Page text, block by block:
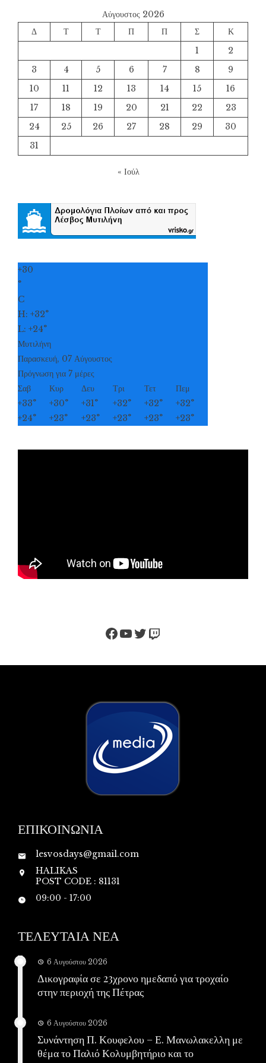
Αύγουστος 2026
Δ
Τ Τ Π Π Σ
Κ
1
2
3
4 5 6 7 8
9
10
11 12 13 14 15
16
17
18 19 20 21 22
23
24
25 26 27 28 29
30
31
« Ιούλ
+30
°
C
H: +32°
L: +24°
Μυτιλήνη
Παρασκευή, 07 Αύγουστος
Πρόγνωση για 7 μέρες
Σαβ
Κυρ Δευ Τρι Τετ
Πεμ
+33° +30° +31° +32° +32° +32°
+24° +23° +23° +23° +23° +23°
Facebook
YouTube
Twitter
Twitch
ΕΠΙΚΟΙΝΩΝΙΑ
lesvosdays@gmail.com
HALIKAS
POST CODE : 81131
09:00 - 17:00
ΤΕΛΕΥΤΑΙΑ ΝΕΑ
6 Αυγούστου 2026
Δικογραφία σε 23χρονο ημεδαπό για τροχαίο
στην περιοχή της Πέτρας
6 Αυγούστου 2026
Συνάντηση Π. Κουφελου – Ε. Μανωλακελλη με
θέμα το Παλιό Κολυμβητήριο και το